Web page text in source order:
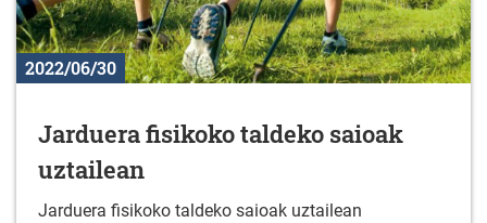
2022/06/30
Jarduera fisikoko taldeko saioak
uztailean
Jarduera fisikoko taldeko saioak uztailean